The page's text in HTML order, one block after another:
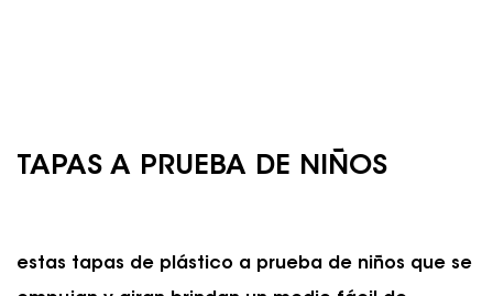
TAPAS A PRUEBA DE NIÑOS
estas tapas de plástico a prueba de niños que se